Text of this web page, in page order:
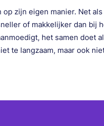
zijn eigen manier. Net
of makkelijker dan bij
het samen doet
te langzaam, maar ook